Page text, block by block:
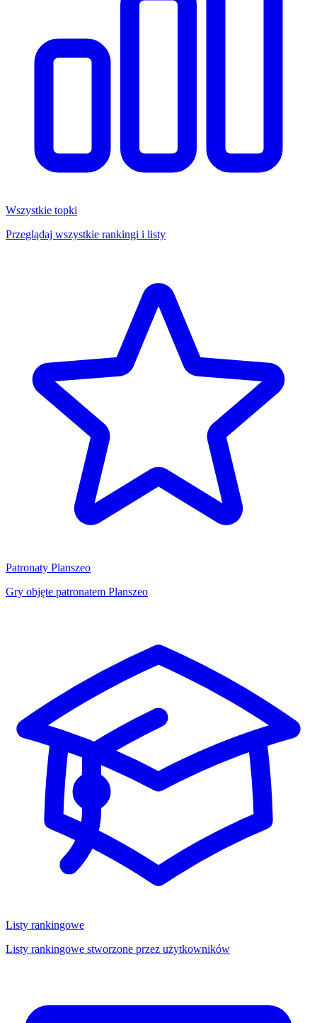
Wszystkie topki
Przeglądaj wszystkie rankingi i listy
Patronaty Planszeo
Gry objęte patronatem Planszeo
Listy rankingowe
Listy rankingowe stworzone przez użytkowników